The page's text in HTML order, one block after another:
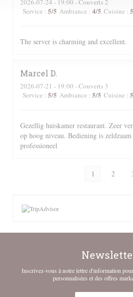
2026-07-24 - 19:00 - Couverts 2
Service : 5/5 Ambiance : 4/5 Cuisine : 5
The server is charming and excellent.
Marcel D
2026-07-21 - 19:00 - Couverts 3
Service : 5/5 Ambiance : 5/5 Cuisine : 5
Gezellig huiskamer restaurant. Zeer
op hoog niveau. Bediening is
professioneel
1 2
Inscrivez-vous à notre lettre d'information
personnalisées et des offres